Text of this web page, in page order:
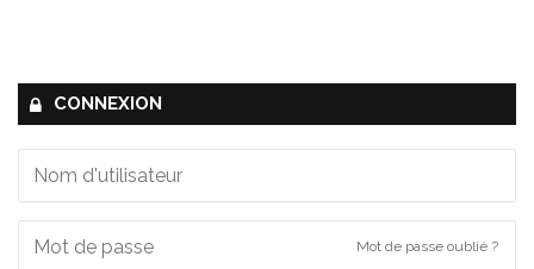
CONNEXION
Mot de passe oublié ?